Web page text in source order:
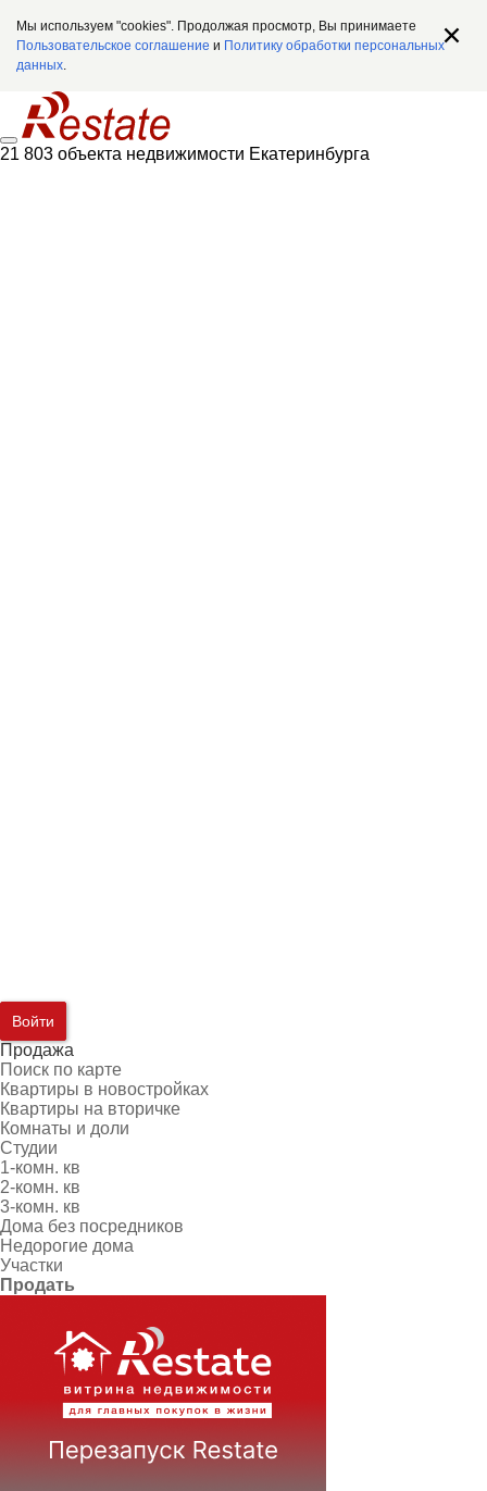
Мы используем "cookies". Продолжая просмотр, Вы принимаете
Пользовательское соглашение и Политику обработки персональных
данных.
21 803 объекта недвижимости Екатеринбурга
Войти
Продажа
Поиск по карте
Квартиры в новостройках
Квартиры на вторичке
Комнаты и доли
Студии
1-комн. кв
2-комн. кв
3-комн. кв
Дома без посредников
Недорогие дома
Участки
Продать